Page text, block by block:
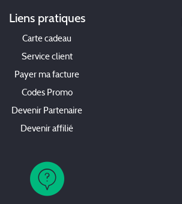
Liens pratiques
Carte cadeau
Service client
Payer ma facture
Codes Promo
Devenir Partenaire
Devenir affilié